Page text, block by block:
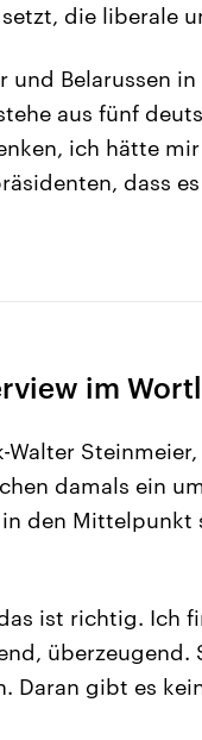
die liberale
und Belarussen
aus fünf
ich hätte
dass
im
Walter
damals ein
den Mittelpunkt
ist richtig. Ich
Daran gibt es